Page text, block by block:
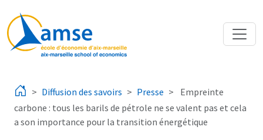
Diffusion des savoirs Presse
Empreinte
carbone : tous les barils de pétrole ne se valent pas et cela
a son importance pour la transition énergétique